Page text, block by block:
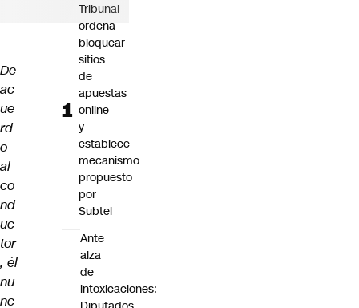
De
ac
ue
rd
o
al
co
nd
uc
tor
, él
nu
nc
Tribunal
ordena
bloquear
sitios
de
apuestas
online
y
establece
mecanismo
propuesto
por
Subtel
Ante
alza
de
intoxicaciones: